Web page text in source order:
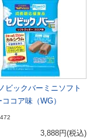
ビックバーミニソフト
コア味（WG）
3,888円(税込)